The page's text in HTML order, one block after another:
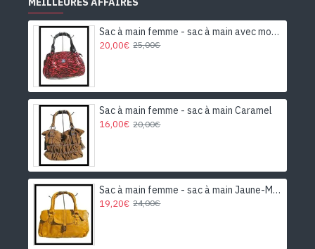
Sac à main femme - sac à main avec motifs
20,00€ 25,00€
Sac à main femme - sac à main Caramel
16,00€ 20,00€
Sac à main femme - sac à main Jaune-Moutarde
19,20€ 24,00€